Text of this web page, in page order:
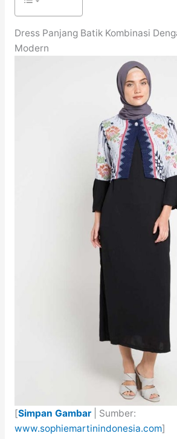
Dress Panjang Batik Kombinasi
Modern
[Simpan Gambar| Sumber:
www.sophiemartinindonesia.com]